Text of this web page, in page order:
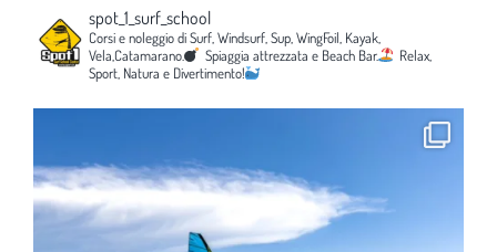
spot_1_surf_school
Corsi e noleggio di Surf, Windsurf, Sup, WingFoil, Kayak,
Vela,Catamarano.
Spiaggia attrezzata e Beach Bar.
Relax,
Sport, Natura e Divertimento!